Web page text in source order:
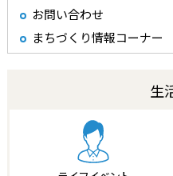
お問い合わせ
まちづくり情報コーナー
生